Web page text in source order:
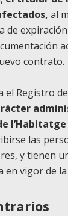
al
de
contrato.
el Registro
las
y tienen
en vigor de la